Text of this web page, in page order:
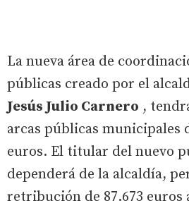
La nueva área de
públicas creado por el
Jesús Julio Carnero ,
arcas públicas municipales
euros. El titular del nuevo
dependerá de la alcaldía,
retribución de 87.673 euros